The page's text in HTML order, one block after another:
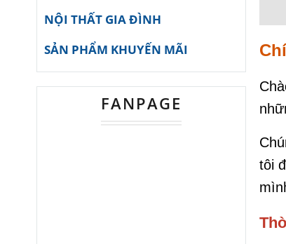
tôi
NỘI THẤT GIA ĐÌNH
SẢN PHẨM KHUYẾN MÃI
FANPAGE